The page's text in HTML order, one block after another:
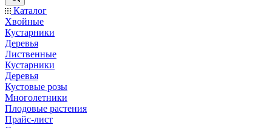
Каталог
Хвойные
Кустарники
Деревья
Лиственные
Кустарники
Деревья
Кустовые розы
Многолетники
Плодовые растения
Прайс-лист